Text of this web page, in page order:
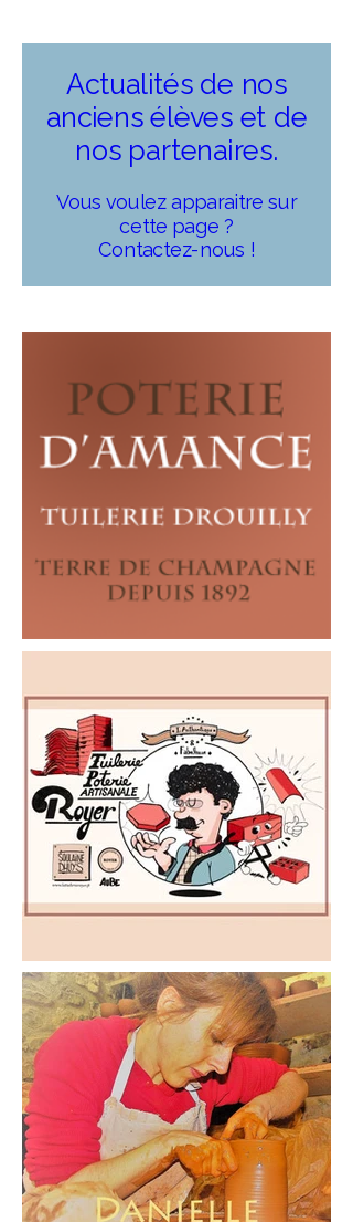
Actualités de nos
anciens élèves et de
nos partenaires.
Vous voulez apparaitre sur
cette page ?
Contactez-nous !